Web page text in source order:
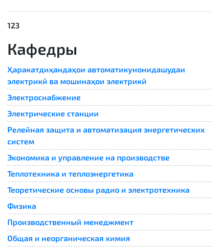
123
Кафедры
Ҳаракатдиҳандаҳои автоматикунонидашудаи
электрикӣ ва мошинаҳои электрикӣ
Электроснабжение
Электрические станции
Релейная защита и автоматизация энергетических
систем
Экономика и управление на производстве
Теплотехника и теплоэнергетика
Теоретические основы радио и электротехника
Физика
Производственный менеджмент
Общая и неорганическая химия